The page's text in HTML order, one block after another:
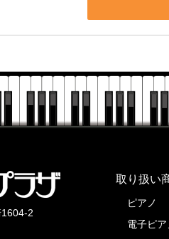
株式会社ピアノプラザ
2
取り扱い
ピアノ
電子ピ